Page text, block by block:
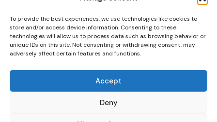
To provide the best experiences, we use technologies like cookies to
store and/or access device information. Consenting to these
technologies will allow us to process data such as browsing behavior or
unique IDs on this site. Not consenting or withdrawing consent, may
adversely affect certain features and functions.
Accept
Deny
evästeet ottaaksesi tämän sisällön
käyttöön